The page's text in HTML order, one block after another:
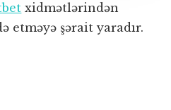
xidmətlərindən
etməyə şərait yaradır.